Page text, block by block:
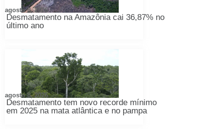
Desmatamento na Amazônia cai 36,87% no
último ano
agosto 8, 2026
Desmatamento tem novo recorde mínimo
em 2025 na mata atlântica e no pampa
agosto 8, 2026